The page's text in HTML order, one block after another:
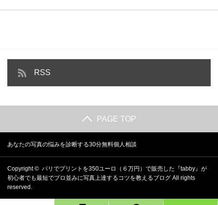
RSS
PAGE TOP
あなたの写真の悩みを診断する30分無料個人相談
Copyright © パリでプリントを350ユーロ（６万円）で販売した『tabby』が
初心者でも最短でプロ並みに写真上達するコツを教えるブログ All rights
reserved.